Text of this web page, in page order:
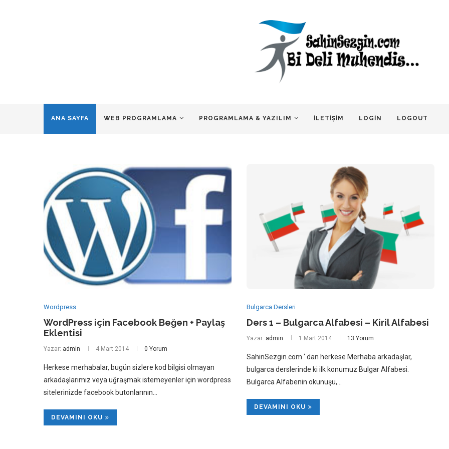
ANA SAYFA WEB PROGRAMLAMA PROGRAMLAMA & YAZILIM İLETIŞIM LOGIN LOGOUT
Wordpress
WordPress için Facebook Beğen + Paylaş
Eklentisi
Yazar: admin 4 Mart 2014 0 Yorum
Herkese merhabalar, bugün sizlere kod bilgisi olmayan
arkadaşlarımız veya uğraşmak istemeyenler için wordpress
sitelerinizde facebook butonlarının…
DEVAMINI OKU
Bulgarca Dersleri
Ders 1 – Bulgarca Alfabesi – Kiril Alfabesi
Yazar: admin 1 Mart 2014 13 Yorum
SahinSezgin.com ‘ dan herkese Merhaba arkadaşlar,
bulgarca derslerinde ki ilk konumuz Bulgar Alfabesi.
Bulgarca Alfabenin okunuşu,…
DEVAMINI OKU